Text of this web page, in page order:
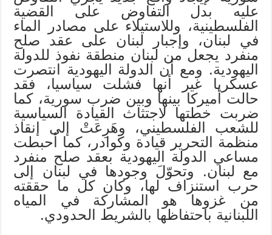
عليه بدل التفاوض على القضية
الفلسطينية، وللاستيلاء على مصادر الماء
في لبنان، وإجبار لبنان على عقد صلح
منفرد يجعل من لبنان منطقة نفوذ للدولة
اليهودية. ومع أن الدولة اليهودية انتصرت
عسكريا غير أنها فشلت سياسيا، فقد
حالت أميركا بينها وبين ضرب سورية، كما
ضربت خطتها لاجتثاث القيادة السياسية
للشعب الفلسطيني، وهَرِعَتْ إلى إنقاذ
منظمة التحرير قيادة وكوادر، كما أحبطت
مساعي الدولة اليهودية بعقد صلح منفرد
مع لبنان. وتحوّلَ وجودها في لبنان إلى
حرب استنزاف لها، وكان كل ما حققته
من غزوها هو المشاركة في المياه
اللبنانية باحتفاظها بالشريط الحدودي.